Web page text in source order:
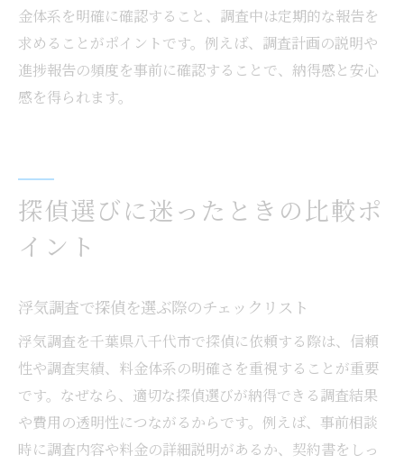
金体系を明確に確認すること、調査中は定期的な報告を
求めることがポイントです。例えば、調査計画の説明や
進捗報告の頻度を事前に確認することで、納得感と安心
感を得られます。
探偵選びに迷ったときの比較ポ
イント
浮気調査で探偵を選ぶ際のチェックリスト
浮気調査を千葉県八千代市で探偵に依頼する際は、信頼
性や調査実績、料金体系の明確さを重視することが重要
です。なぜなら、適切な探偵選びが納得できる調査結果
や費用の透明性につながるからです。例えば、事前相談
時に調査内容や料金の詳細説明があるか、契約書をしっ